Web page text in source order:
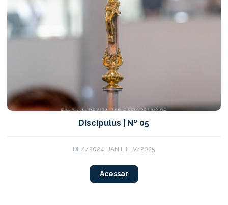
Discipulus | Nº 05
DEZ/2024, JAN E FEV/2025
Acessar